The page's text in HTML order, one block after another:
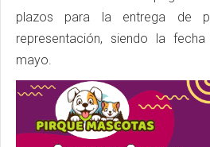
plazos para la entrega de
representación, siendo la
mayo.